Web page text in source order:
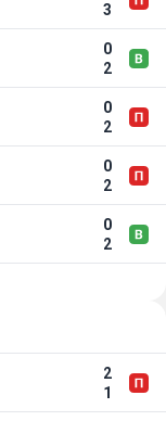
3
0
2
0
2
0
2
0
2
2
1